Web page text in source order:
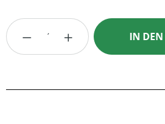
Produkt Anzahl: Gib den
IN